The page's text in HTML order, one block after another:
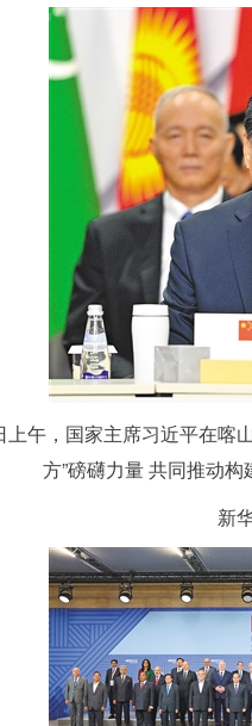
午，国家主席习近平在喀
方”磅礴力量 共同推动构
新